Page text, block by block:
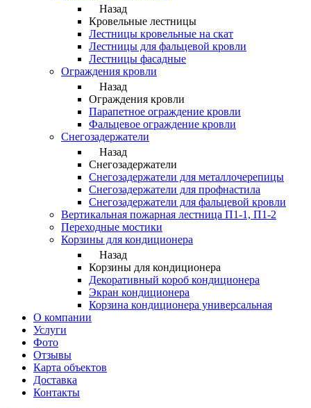
Назад
Кровельные лестницы
Лестницы кровельные на скат
Лестницы для фальцевой кровли
Лестницы фасадные
Ограждения кровли
Назад
Ограждения кровли
Парапетное ограждение кровли
Фальцевое ограждение кровли
Снегозадержатели
Назад
Снегозадержатели
Снегозадержатели для металлочерепицы
Снегозадержатели для профнастила
Снегозадержатели для фальцевой кровли
Вертикальная пожарная лестница П1-1, П1-2
Переходные мостики
Корзины для кондиционера
Назад
Корзины для кондиционера
Декоративный короб кондиционера
Экран кондиционера
Корзина кондиционера универсальная
О компании
Услуги
Фото
Отзывы
Карта объектов
Доставка
Контакты